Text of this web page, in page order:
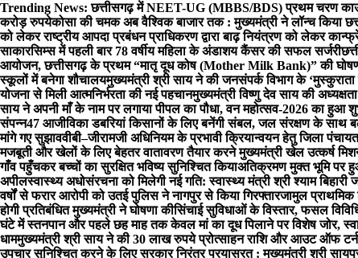
Trending News: छत्तीसगढ़ में NEET-UG (MBBS/BDS) प्रथम चरण
करोड़ रुपयेकोसा की चमक अब वैश्विक बाजार तक : मुख्यमंत्री ने लॉन्च किया
को लेकर राष्ट्रीय आपदा प्रबंधन प्राधिकरण द्वारा बाढ़ नियंत्रण को लेकर
साकारसिम्स में पहली बार 78 वर्षीय महिला के अंडाशय कैंसर की सफल सर्जरी
आयोजन, छत्तीसगढ़ के प्रथम “मातृ दूध कोष (Mother Milk Bank)” की
स्कूलों में बनेगा शौचालयमुख्यमंत्री श्री साय ने की जनसंपर्क विभाग के
योजना से मिली आत्मनिर्भरता की नई पहचानमुख्यमंत्री विष्णु देव साय की
साय ने अपनी माँ के नाम पर लगाया पीपल का पौधा, वन महोत्सव-2026 का हुआ
संपन्न47 आजीविका डबरियां किसानों के लिए बनेंगी संबल, जल संरक्षण के साथ
मांगे गए सुझाववीबी–जीरामजी अधिनियम के प्रभावी क्रियान्वयन हेतु जिला
मजबूती और खेलों के लिए बेहतर वातावरण तैयार करने मुख्यमंत्री खेल उत्कर्ष
गाँव पहुँचकर बच्चों का सुरक्षित भविष्य सुनिश्चित कियाअतिक्रमण मुक्त भूमि पर
अपीलस्वास्थ्य अधोसंरचना को मिलेगी नई गति: स्वास्थ्य मंत्री श्री श्याम बिहारी
वर्षों से फरार आरोपी को उतई पुलिस ने नागपुर से किया गिरफ्तारजामुल प्राथमिक
होगी प्रतिबंधित मुख्यमंत्री ने घोषणा कीसिंचाई सुविधाओं के विस्तार, फसल
घंटे में स्तनपान और पहले छह माह तक केवल मां का दूध पिलाने पर विशेष जोर,
धाममुख्यमंत्री श्री साय ने की 30 लाख रुपये प्रोत्साहन राशि और आउट ऑफ टर्न
उपचार सुनिश्चित करने के लिए सरकार निरंतर प्रयासरत : मुख्यमंत्री श्री साय